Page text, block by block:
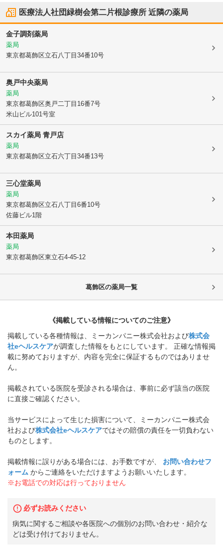
医療法人社団緑樹会第二片根診療所 近隣の薬局
金子調剤薬局
薬局
東京都葛飾区立石八丁目34番10号
奥戸中央薬局
薬局
東京都葛飾区奥戸二丁目16番7号
米山ビル101号室
スカイ薬局 青戸店
薬局
東京都葛飾区立石六丁目34番13号
三心堂薬局
薬局
東京都葛飾区立石八丁目6番10号
佐藤ビル1階
本田薬局
薬局
東京都葛飾区東立石4-45-12
葛飾区の薬局一覧
《掲載している情報についてのご注意》
掲載している各種情報は、ミーカンパニー株式会社および株式会
社eヘルスケアが調査した情報をもとにしています。 正確な情報掲
載に努めておりますが、内容を完全に保証するものではありませ
ん。
掲載されている医院を受診される場合は、事前に必ず該当の医院
に直接ご確認ください。
当サービスによって生じた損害について、ミーカンパニー株式会
社および株式会社eヘルスケアではその賠償の責任を一切負わない
ものとします。
掲載情報に誤りがある場合には、お手数ですが、
お問い合わせフ
ォーム からご連絡をいただけますようお願いいたします。
※お電話での対応は行っておりません
必ずお読みください
病気に関するご相談や各医院への個別のお問い合わせ・紹介な
どは受け付けておりません。